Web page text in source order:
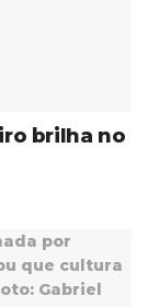
brilha no